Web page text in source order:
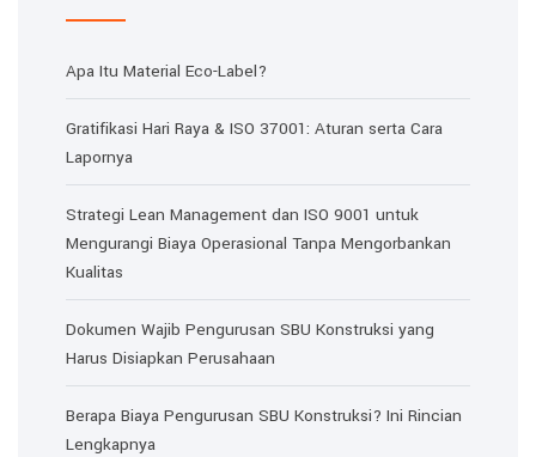
Apa Itu Material Eco-Label?
Gratifikasi Hari Raya & ISO 37001: Aturan serta Cara
Lapornya
Strategi Lean Management dan ISO 9001 untuk
Mengurangi Biaya Operasional Tanpa Mengorbankan
Kualitas
Dokumen Wajib Pengurusan SBU Konstruksi yang
Harus Disiapkan Perusahaan
Berapa Biaya Pengurusan SBU Konstruksi? Ini Rincian
Lengkapnya